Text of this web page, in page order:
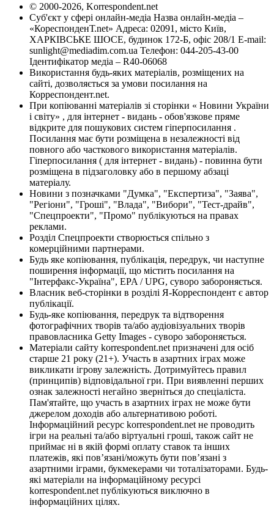
© 2000-2026, Korrespondent.net
Суб'єкт у сфері онлайн-медіа Назва онлайн-медіа –
«КореспонденТ.net» Адреса: 02091, місто Київ,
ХАРКІВСЬКЕ ШОСЕ, будинок 172-Б, офіс 208/1 E-mail:
sunlight@mediadim.com.ua Телефон: 044-205-43-00
Ідентифікатор медіа – R40-06068
Використання будь-яких матеріалів, розміщених на
сайті, дозволяється за умови посилання на
Корреспондент.net.
При копіюванні матеріалів зі сторінки « Новини України
і світу» , для інтернет - видань - обов'язкове пряме
відкрите для пошукових систем гіперпосилання .
Посилання має бути розміщена в незалежності від
повного або часткового використання матеріалів.
Гіперпосилання ( для інтернет - видань) - повинна бути
розміщена в підзаголовку або в першому абзаці
матеріалу.
Новини з позначками "Думка", "Експертиза", "Заява",
"Регіони", "Гроші", "Влада", "Вибори", "Тест-драйв",
"Спецпроекти", "Промо" публікуються на правах
реклами.
Розділ Спецпроекти створюється спільно з
комерційними партнерами.
Будь яке копіювання, публікація, передрук, чи наступне
поширення інформації, що містить посилання на
"Інтерфакс-Україна", EPA / UPG, суворо забороняється.
Власник веб-сторінки в розділі Я-Корреспондент є автор
публікації.
Будь-яке копіювання, передрук та відтворення
фотографічних творів та/або аудіовізуальних творів
правовласника Getty Images - суворо забороняється.
Матеріали сайту korrespondent.net призначені для осіб
старше 21 року (21+). Участь в азартних іграх може
викликати ігрову залежність. Дотримуйтесь правил
(принципів) відповідальної гри. При виявленні перших
ознак залежності негайно зверніться до спеціаліста.
Пам'ятайте, що участь в азартних іграх не може бути
джерелом доходів або альтернативою роботі.
Інформаційний ресурс korrespondent.net не проводить
ігри на реальні та/або віртуальні гроші, також сайт не
приймає ні в якій формі оплату ставок та інших
платежів, які пов’язані/можуть бути пов’язані з
азартними іграми, букмекерами чи тоталізаторами. Будь-
які матеріали на інформаційному ресурсі
korrespondent.net публікуються виключно в
інформаційних цілях.